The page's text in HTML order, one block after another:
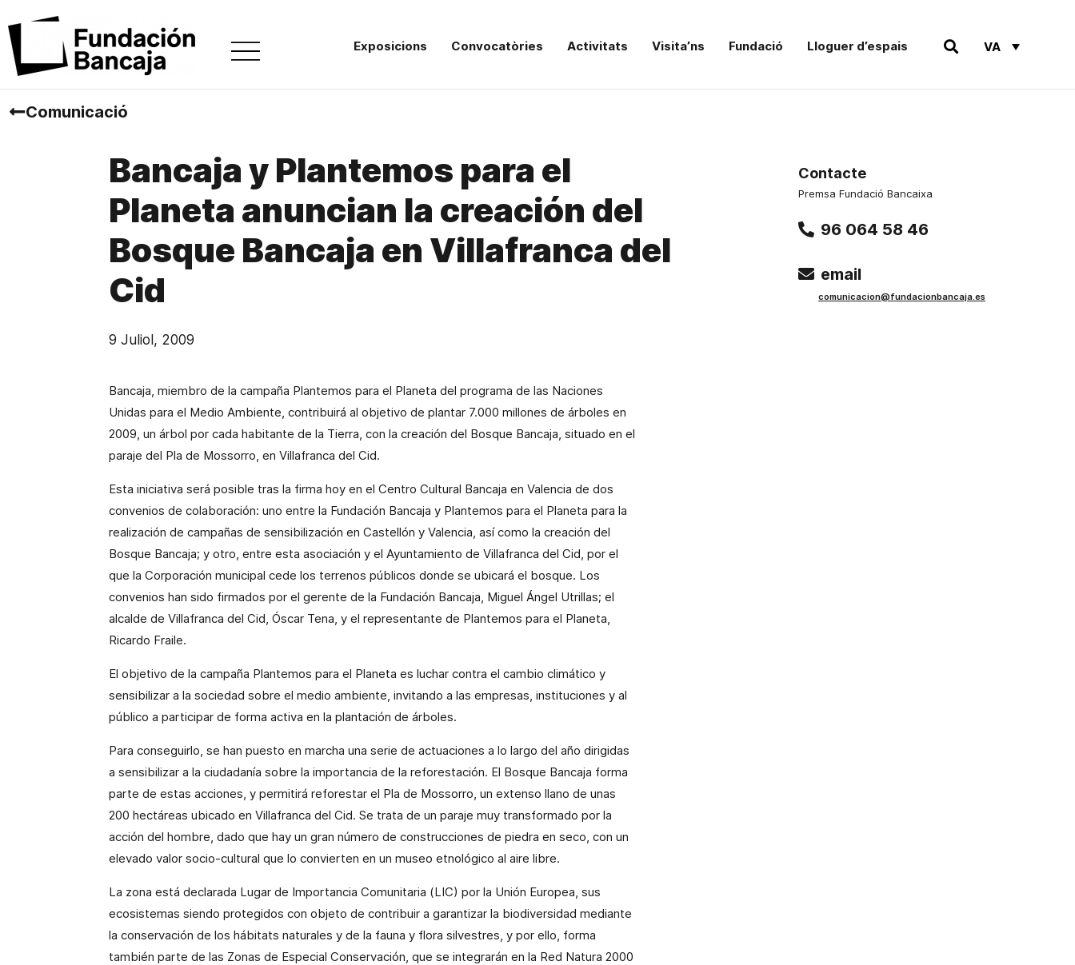
Exposicions Convocatòries Activitats Visita’ns Fundació Lloguer d’espais VA
Comunicació
Bancaja y Plantemos para el
Planeta anuncian la creación del
Bosque Bancaja en Villafranca del
Cid
9 Juliol, 2009
Bancaja, miembro de la campaña Plantemos para el Planeta del programa de las Naciones
Unidas para el Medio Ambiente, contribuirá al objetivo de plantar 7.000 millones de árboles en
2009, un árbol por cada habitante de la Tierra, con la creación del Bosque Bancaja, situado en el
paraje del Pla de Mossorro, en Villafranca del Cid.
Esta iniciativa será posible tras la firma hoy en el Centro Cultural Bancaja en Valencia de dos
convenios de colaboración: uno entre la Fundación Bancaja y Plantemos para el Planeta para la
realización de campañas de sensibilización en Castellón y Valencia, así como la creación del
Bosque Bancaja; y otro, entre esta asociación y el Ayuntamiento de Villafranca del Cid, por el
que la Corporación municipal cede los terrenos públicos donde se ubicará el bosque. Los
convenios han sido firmados por el gerente de la Fundación Bancaja, Miguel Ángel Utrillas; el
alcalde de Villafranca del Cid, Óscar Tena, y el representante de Plantemos para el Planeta,
Ricardo Fraile.
El objetivo de la campaña Plantemos para el Planeta es luchar contra el cambio climático y
sensibilizar a la sociedad sobre el medio ambiente, invitando a las empresas, instituciones y al
público a participar de forma activa en la plantación de árboles.
Para conseguirlo, se han puesto en marcha una serie de actuaciones a lo largo del año dirigidas
a sensibilizar a la ciudadanía sobre la importancia de la reforestación. El Bosque Bancaja forma
parte de estas acciones, y permitirá reforestar el Pla de Mossorro, un extenso llano de unas
200 hectáreas ubicado en Villafranca del Cid. Se trata de un paraje muy transformado por la
acción del hombre, dado que hay un gran número de construcciones de piedra en seco, con un
elevado valor socio-cultural que lo convierten en un museo etnológico al aire libre.
La zona está declarada Lugar de Importancia Comunitaria (LIC) por la Unión Europea, sus
ecosistemas siendo protegidos con objeto de contribuir a garantizar la biodiversidad mediante
la conservación de los hábitats naturales y de la fauna y flora silvestres, y por ello, forma
también parte de las Zonas de Especial Conservación, que se integrarán en la Red Natura 2000
Contacte
Premsa Fundació Bancaixa
96 064 58 46
email
comunicacion@fundacionbancaja.es